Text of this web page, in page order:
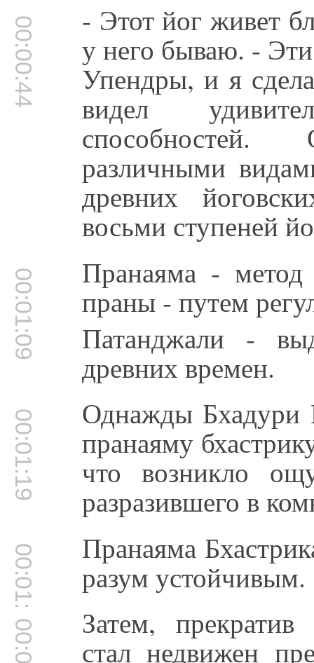
00:00:44 - Этот йог живет
у него бываю. -
Упендры, и я
видел
различными
древних
восьми ступеней
00:01:09 Пранаяма -
праны - путем
Патанджали -
древних времен.
00:01:19 Однажды Бхадури
пранаяму
что возникло
разразившего в
00:01:31 Пранаяма
разум устойчивым.
Затем,
стал недвижен